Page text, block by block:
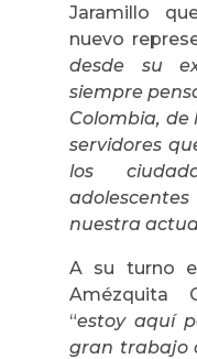
Jaramillo
nuevo
desde su
siempre
Colombia, de
servidores
los
nuestra
A su turno
Amézquita
“estoy aquí
gran trabajo